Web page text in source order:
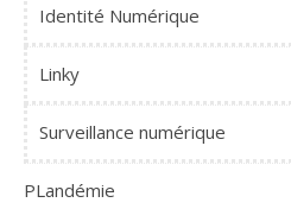
Identité Numérique
Linky
Surveillance numérique
PLandémie